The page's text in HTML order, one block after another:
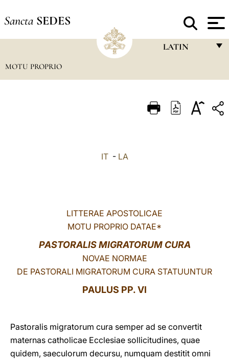
Sancta SEDES
LATIN
ITALIANO
LATINE
MOTU PROPRIO
IT- LA
LITTERAE APOSTOLICAE
MOTU PROPRIO DATAE*
PASTORALIS MIGRATORUM CURA
NOVAE NORMAE
DE PASTORALI MIGRATORUM CURA STATUUNTUR
PAULUS PP. VI
Pastoralis migratorum cura semper ad se convertit
maternas catholicae Ecclesiae sollicitudines, quae
quidem, saeculorum decursu, numquam destitit omni